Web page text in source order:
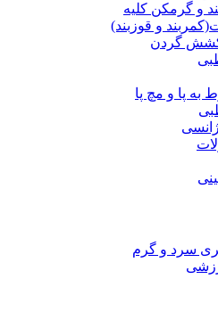
و گرمکن کلیه
و قوزبند)
کشش گردن
به پا و مچ پا
سرد و گرم